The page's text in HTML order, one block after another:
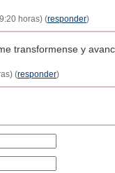
horas) (responder)
transformense y
(responder)